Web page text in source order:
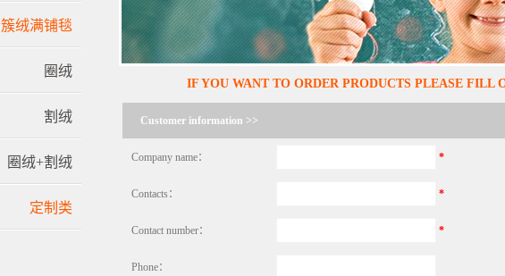
簇绒满铺毯
圈绒
割绒
圈绒+割绒
定制类
IF YOU WANT TO ORDER PRODUCTS PLEASE FILL
Customer information >>
Company name： *
Contacts： *
Contact number： *
Phone：